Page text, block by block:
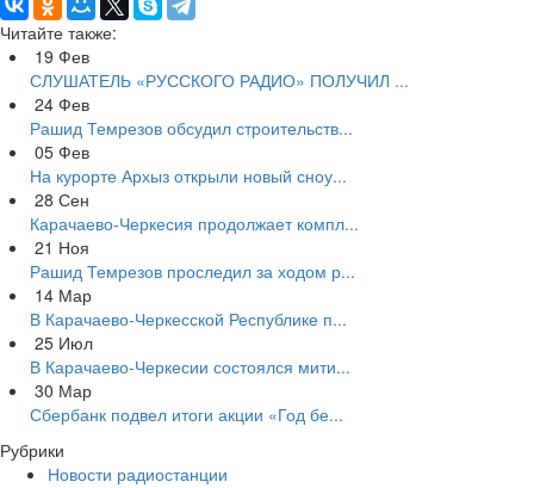
Читайте также:
19 Фев
СЛУШАТЕЛЬ «РУССКОГО РАДИО» ПОЛУЧИЛ ...
24 Фев
Рашид Темрезов обсудил строительств...
05 Фев
На курорте Архыз открыли новый сноу...
28 Сен
Карачаево-Черкесия продолжает компл...
21 Ноя
Рашид Темрезов проследил за ходом р...
14 Мар
В Карачаево-Черкесской Республике п...
25 Июл
В Карачаево-Черкесии состоялся мити...
30 Мар
Сбербанк подвел итоги акции «Год бе...
Рубрики
Новости радиостанции